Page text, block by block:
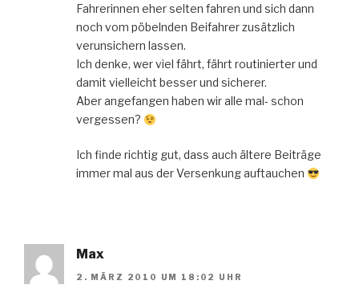
Fahrerinnen eher selten fahren und sich dann
noch vom pöbelnden Beifahrer zusätzlich
verunsichern lassen.
Ich denke, wer viel fährt, fährt routinierter und
damit vielleicht besser und sicherer.
Aber angefangen haben wir alle mal- schon
vergessen?
Ich finde richtig gut, dass auch ältere Beiträge
immer mal aus der Versenkung auftauchen
Max
2. MÄRZ 2010 UM 18:02 UHR